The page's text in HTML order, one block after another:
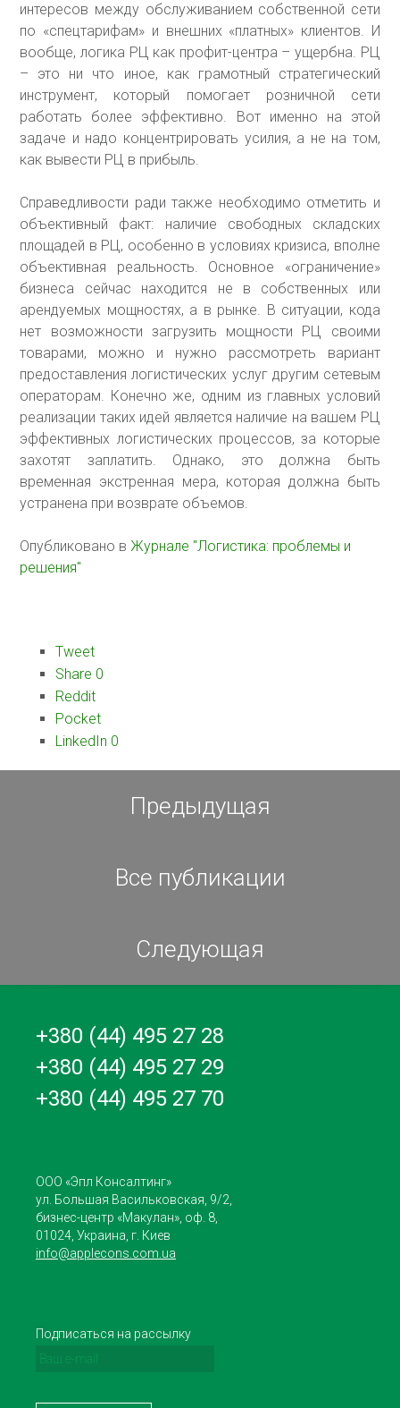
интересов между обслуживанием собственной сети
по «спецтарифам» и внешних «платных» клиентов. И
вообще, логика РЦ как профит-центра – ущербна. РЦ
– это ни что иное, как грамотный стратегический
инструмент, который помогает розничной сети
работать более эффективно. Вот именно на этой
задаче и надо концентрировать усилия, а не на том,
как вывести РЦ в прибыль.
Справедливости ради также необходимо отметить и
объективный факт: наличие свободных складских
площадей в РЦ, особенно в условиях кризиса, вполне
объективная реальность. Основное «ограничение»
бизнеса сейчас находится не в собственных или
арендуемых мощностях, а в рынке. В ситуации, кода
нет возможности загрузить мощности РЦ своими
товарами, можно и нужно рассмотреть вариант
предоставления логистических услуг другим сетевым
операторам. Конечно же, одним из главных условий
реализации таких идей является наличие на вашем РЦ
эффективных логистических процессов, за которые
захотят заплатить. Однако, это должна быть
временная экстренная мера, которая должна быть
устранена при возврате объемов.
Опубликовано вЖурнале "Логистика: проблемы и
решения"
Tweet
Share 0
Reddit
Pocket
LinkedIn 0
Предыдущая
Все публикации
Следующая
+380 (44) 495 27 28
+380 (44) 495 27 29
+380 (44) 495 27 70
ООО «Эпл Консалтинг»
ул. Большая Васильковская, 9/2,
бизнес-центр «Макулан», оф. 8,
01024, Украина, г. Киев
info@applecons.com.ua
Подписаться на рассылку